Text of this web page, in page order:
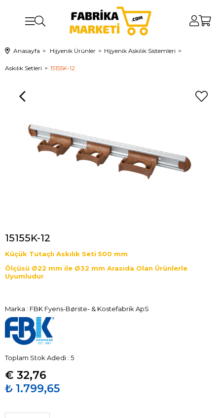
Anasayfa Hijyenik Ürünler Hijyenik Askılık Sistemleri
Askılık Setleri 15155K-12
15155K-12
Küçük Tutaçlı Askılık Seti 500 mm
Ölçüsü Ø22 mm ile Ø32 mm Arasıda Olan Ürünlerle
Uyumludur
Marka : FBK Fyens-Børste- & Kostefabrik ApS
Toplam Stok Adedi : 5
€ 32,76
₺ 1.799,65